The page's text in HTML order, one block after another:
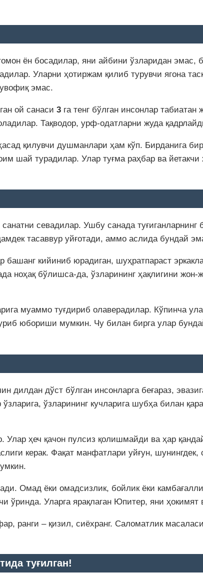
ён босадилар, яни айбини ўзларидан
Уларни ҳотиржам қилиб турувчи ягона
эмас.
ой санаси 3 га тенг бўлган инсонлар табиатан
Тақводор, урф-одатларни жуда
қилувчи душманлари ҳам кўп. Бирданига
шай турадилар. Улар туғма раҳбар ва
севадилар. Ушбу санада
тасаввур уйғотади, аммо аслида бундай
кийиниб юрадиган, шуҳратпараст
ноҳақ бўлишса-да, ўзларининг ҳақлигини
муаммо туғдириб олаверадилар. Кўпинча
юбориши мумкин. Чу билан бирга улар
дўст бўлган инсонларга беғараз,
ўзларига, ўзларининг кучларига шубҳа билан
ҳеч қачон пулсиз қолишмайди ва ҳар
керак. Фақат манфатлари уйғун,
Омад ёки омадсизлик, бойлик ёки
Уларга ярақлаган Юпитер, яни
ранги – қизил, сиёхранг. Саломатлик
туғилган!